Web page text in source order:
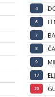
4
6
7
8
9
17
20